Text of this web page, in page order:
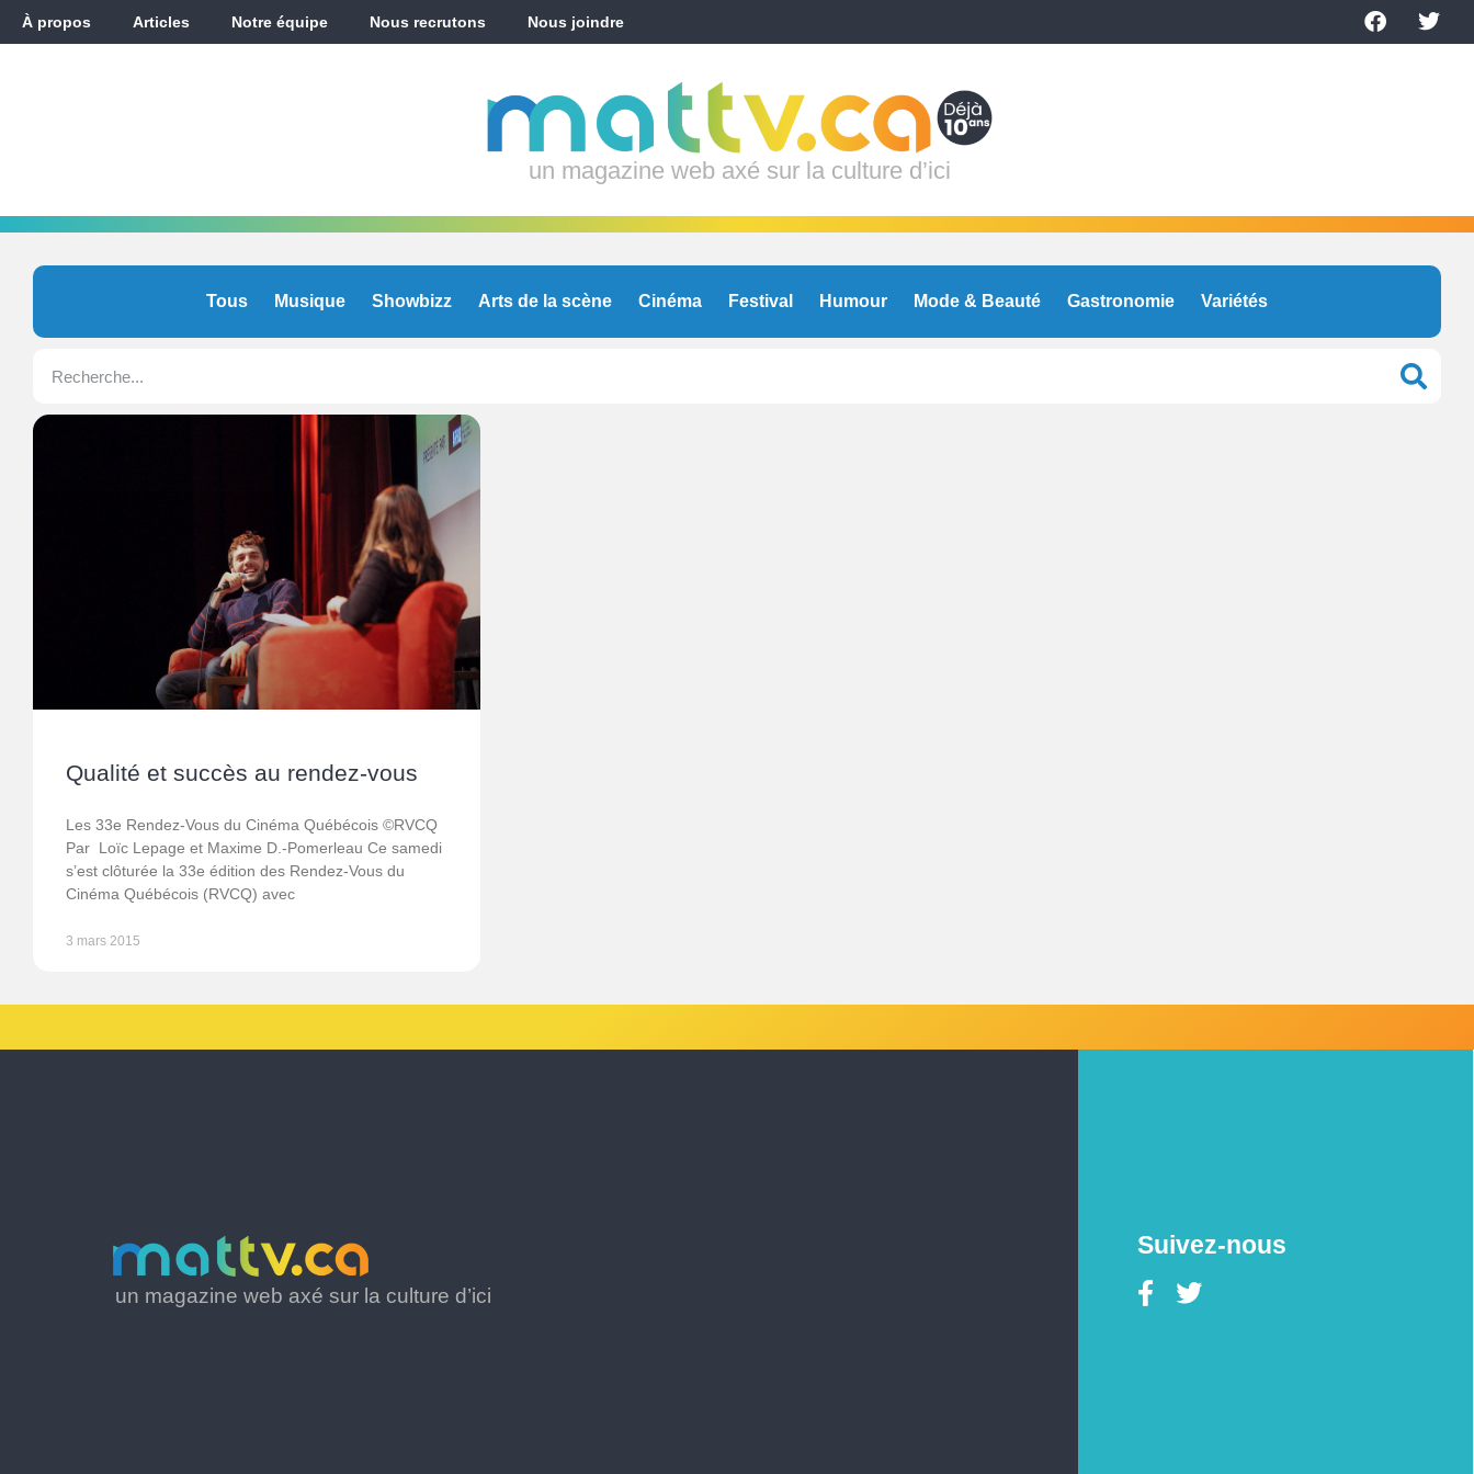
À propos Articles Notre équipe Nous recrutons Nous joindre
un magazine web axé sur la culture d’ici
Tous Musique Showbizz Arts de la scène Cinéma Festival Humour Mode & Beauté Gastronomie Variétés
Qualité et succès au rendez-vous
Les 33e Rendez-Vous du Cinéma Québécois ©RVCQ
Par Loïc Lepage et Maxime D.-Pomerleau Ce samedi
s’est clôturée la 33e édition des Rendez-Vous du
Cinéma Québécois (RVCQ) avec
3 mars 2015
un magazine web axé sur la culture d’ici
Suivez-nous